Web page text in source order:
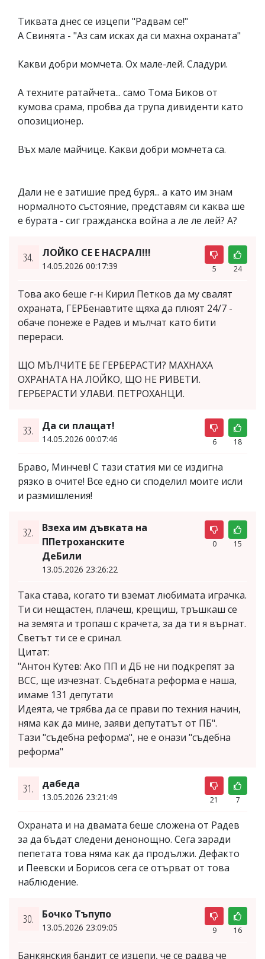
Тиквата днес се изцепи "Радвам се!"
А Свинята - "Аз сам исках да си махна охраната"
Какви добри момчета. Ох мале-лей. Сладури.
А техните ратайчета... само Тома Биков от
кумова срама, пробва да трупа дивиденти като
опозиционер.
Въх мале майчице. Какви добри момчета са.
Дали не е затишие пред буря... а като им знам
нормалното състояние, представям си каква ше
е бурата - сиг гражданска война а ле ле лей? А?
34. ЛОЙКО СЕ Е НАСРАЛ!!!
14.05.2026 00:17:39 5 24
Това ако беше г-н Кирил Петков да му свалят
охраната, ГЕРБенавтите щяха да плюят 24/7 -
обаче понеже е Радев и мълчат като бити
перераси.
ЩО МЪЛЧИТЕ БЕ ГЕРБЕРАСТИ? МАХНАХА
ОХРАНАТА НА ЛОЙКО, ЩО НЕ РИВЕТИ.
ГЕРБЕРАСТИ УЛАВИ. ПЕТРОХАНЦИ.
33. Да си плащат!
14.05.2026 00:07:46 6 18
Браво, Минчев! С тази статия ми се издигна
рязко в очите! Все едно си споделил моите исли
и размишления!
32.
Взеха им дъвката на
ППетроханските
ДеБили
13.05.2026 23:26:22
0 15
Така става, когато ти вземат любимата играчка.
Ти си нещастен, плачеш, крещиш, тръшкаш се
на земята и тропаш с крачета, за да ти я върнат.
Светът ти се е сринал.
Цитат:
"Антон Кутев: Ако ПП и ДБ не ни подкрепят за
ВСС, ще изчезнат. Съдебната реформа е наша,
имаме 131 депутати
Идеята, че трябва да се прави по техния начин,
няма как да мине, заяви депутатът от ПБ".
Тази "съдебна реформа", не е онази "съдебна
реформа"
31. дабеда
13.05.2026 23:21:49 21 7
Охраната и на двамата беше сложена от Радев
за да бъдат следени денонощно. Сега заради
пепетата това няма как да продължи. Дефакто
и Пеевски и Борисов сега се отърват от това
наблюдение.
30. Бочко Тъпупо
13.05.2026 23:09:05 9 16
Банкянския бандит се изцепи, че се радва че